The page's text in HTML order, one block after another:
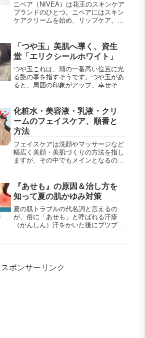
ニベア（NIVEA）は花王のスキンケア
ブランドのひとつ。ニベアにはスキン
ケアクリームを始め、リップケア、日
っています。ニベアのボディソープ
は、ニベアクリームの保湿成分が含
ま...
「つや玉」美肌へ導く、資生
堂「エリクシールホワイト」
つや玉これは、頬の一番高い位置に光
る艶の事を指すそうです。つや玉があ
ると、周囲の印象がアップ、幸せそう
生堂のブランド「エリクシールシ」。
製品の種類が豊富で、その中には美白
ケ...
化粧水・美容液・乳液・クリ
ームのフェイスケア、順番と
方法
フェイスケアは洗顔やマッサージなど
幅広く美顔・美肌づくりの方法を指し
ますが、その中でもメインとなるのが
る』『肌を保湿する』『乾燥しないよ
うにガードする』『肌の奥の汚れをご
っそ...
『あせも』の原因＆治し方を
知って夏の肌かゆみ対策
夏の肌トラブルの代名詞と言えるの
が、俗に「あせも」と呼ばれる汗疹
（かんしん）汗をかいた後にブツブツ
があれ...
スポンサーリンク